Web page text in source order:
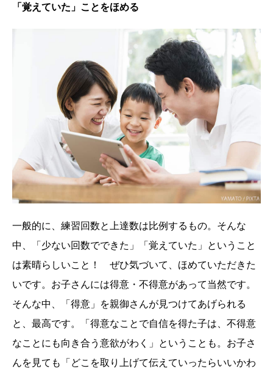
「覚えていた」ことをほめる
一般的に、練習回数と上達数は比例するもの。そんな
中、「少ない回数でできた」「覚えていた」ということ
は素晴らしいこと！ ぜひ気づいて、ほめていただきた
いです。お子さんには得意・不得意があって当然です。
そんな中、「得意」を親御さんが見つけてあげられる
と、最高です。「得意なことで自信を得た子は、不得意
なことにも向き合う意欲がわく」ということも。お子さ
んを見ても「どこを取り上げて伝えていったらいいかわ